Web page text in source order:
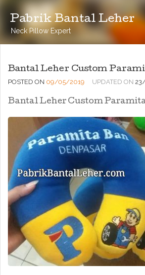
Pabrik Bantal Leher
Neck Pillow Expert
Bantal Leher Custom
POSTED ON 09/05/2019 UPDATED ON
Bantal Leher Custom